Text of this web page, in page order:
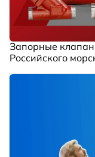
Запорные
Российского